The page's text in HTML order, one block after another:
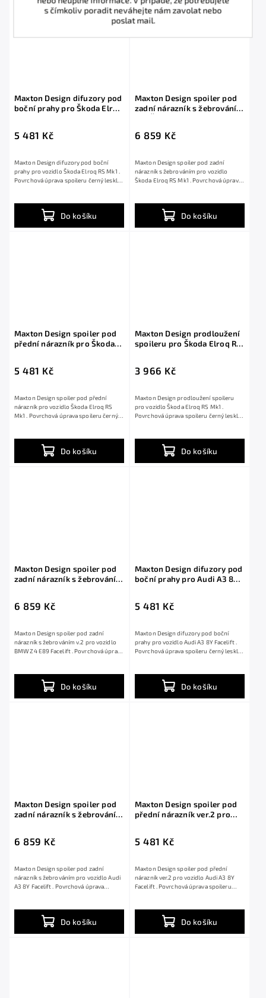
s čímkoliv poradit neváhejte nám zavolat nebo
poslat mail.
Maxton Design difuzory pod
boční prahy pro Škoda Elroq
5 481 Kč
Do košíku
Maxton Design difuzory pod boční
prahy pro vozidlo Škoda Elroq RS Mk1 .
Povrchová úprava spoileru černý lesklý
Maxton Design spoiler pod
zadní nárazník s žebrováním
6 859 Kč
Do košíku
Maxton Design spoiler pod zadní
nárazník s žebrováním pro vozidlo
Škoda Elroq RS Mk1 . Povrchová úprava
Maxton Design spoiler pod
přední nárazník pro Škoda
5 481 Kč
Do košíku
Maxton Design spoiler pod přední
nárazník pro vozidlo Škoda Elroq RS
Mk1 . Povrchová úprava spoileru černý
Maxton Design prodloužení
spoileru pro Škoda Elroq RS
3 966 Kč
Do košíku
Maxton Design prodloužení spoileru
pro vozidlo Škoda Elroq RS Mk1 .
Povrchová úprava spoileru černý lesklý
Maxton Design spoiler pod
zadní nárazník s žebrováním
Pack
6 859 Kč
Do košíku
Maxton Design spoiler pod zadní
nárazník s žebrováním v.2 pro vozidlo
BMW Z4 E89 Facelift . Povrchová úprava
Maxton Design difuzory pod
boční prahy pro Audi A3 8Y
5 481 Kč
Do košíku
Maxton Design difuzory pod boční
prahy pro vozidlo Audi A3 8Y Facelift .
Povrchová úprava spoileru černý lesklý
Maxton Design spoiler pod
zadní nárazník s žebrováním
Sedan
6 859 Kč
Do košíku
Maxton Design spoiler pod zadní
nárazník s žebrováním pro vozidlo Audi
A3 8Y Facelift . Povrchová úprava
Maxton Design spoiler pod
přední nárazník ver.2 pro
5 481 Kč
Do košíku
Maxton Design spoiler pod přední
nárazník ver.2 pro vozidlo Audi A3 8Y
Facelift . Povrchová úprava spoileru